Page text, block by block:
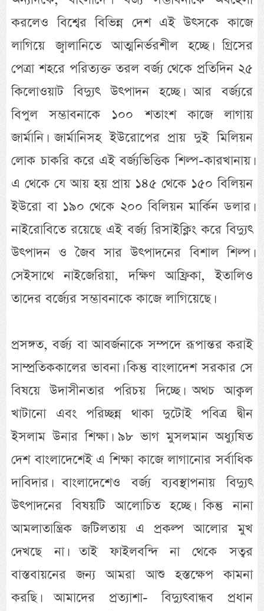
করলেও বিশ্বের বিভিন্ন দেশ এই উৎসকে কাজে
লাগিয়ে জ্বালানিতে আত্মনির্ভরশীল হচ্ছে। গ্রিসের
পেত্রা শহরে পরিত্যক্ত তরল বর্জ্য থেকে প্রতিদিন ২৫
কিলোওয়াট বিদ্যুৎ উৎপাদন হচ্ছে। আর বর্জ্যরে
বিপুল সম্ভাবনাকে ১০০ শতাংশ কাজে লাগায়
জার্মানি। জার্মানিসহ ইউরোপের প্রায় দুই মিলিয়ন
লোক চাকরি করে এই বর্জ্যভিত্তিক শিল্প-কারখানায়।
এ থেকে যে আয় হয় প্রায় ১৪৫ থেকে ১৫০ বিলিয়ন
ইউরো বা ১৯০ থেকে ২০০ বিলিয়ন মার্কিন ডলার।
নাইরোবিতে রয়েছে এই বর্জ্য রিসাইক্লিং করে বিদ্যুৎ
উৎপাদন ও জৈব সার উৎপাদনের বিশাল শিল্প।
সেইসাথে নাইজেরিয়া, দক্ষিণ আফ্রিকা, ইতালিও
তাদের বর্জ্যের সম্ভাবনাকে কাজে লাগিয়েছে।
প্রসঙ্গত, বর্জ্য বা আবর্জনাকে সম্পদে রূপান্তর করাই
সাম্প্রতিককালের ভাবনা। কিন্তু বাংলাদেশ সরকার সে
বিষয়ে উদাসীনতার পরিচয় দিচ্ছে। অথচ আক্বল
খাটানো এবং পরিচ্ছন্ন থাকা দুটোই পবিত্র দ্বীন
ইসলাম উনার শিক্ষা। ৯৮ ভাগ মুসলমান অধ্যুষিত
দেশ বাংলাদেশেই এ শিক্ষা কাজে লাগানোর সর্বাধিক
দাবিদার। বাংলাদেশেও বর্জ্য ব্যবস্থাপনায় বিদ্যুৎ
উৎপাদনের বিষয়টি আলোচিত হচ্ছে। কিন্তু নানা
আমলাতান্ত্রিক জটিলতায় এ প্রকল্প আলোর মুখ
দেখছে না। তাই ফাইলবন্দি না থেকে সত্বর
বাস্তবায়নের জন্য আমরা আশু হস্তক্ষেপ কামনা
করছি। আমাদের প্রত্যাশা- বিদ্যুৎবান্ধব প্রধান